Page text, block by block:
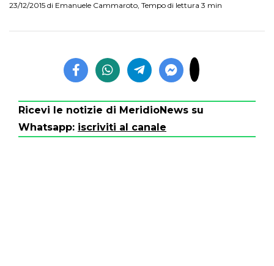
23/12/2015 di Emanuele Cammaroto, Tempo di lettura 3 min
Ricevi le notizie di MeridioNews su
Whatsapp: iscriviti al canale